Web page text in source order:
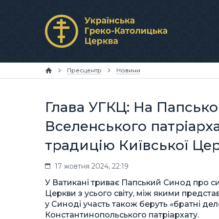
Пресцентр Новини
Глава УГКЦ: На
Вселенського
традицію Київської
17 жовтня 2024, 22:19
У Ватикані триває Папський Синод про
Церкви з усього світу, між якими
у Синоді участь також беруть «братні
Константинопольського патріархату.